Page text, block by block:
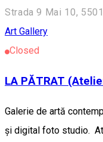
Strada 9 Mai 10,
Art Gallery
Closed
LA PĂTRAT
Galerie de artă
și digital foto studio.